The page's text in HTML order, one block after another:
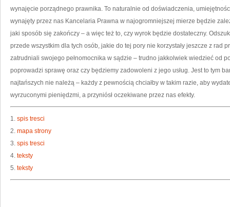
wynajęcie porządnego prawnika. To naturalnie od doświadczenia,
wynajęty przez nas Kancelaria Prawna w najogromniejszej mierze będzie
jaki sposób się zakończy – a więc też to, czy wyrok będzie dostateczny.
przede wszystkim dla tych osób, jakie do tej pory nie korzystały jeszcze z rad
zatrudniali swojego pełnomocnika w sądzie – trudno jakkolwiek wiedzieć od
poprowadzi sprawę oraz czy będziemy zadowoleni z jego usług. Jest to tym
najtańszych nie należą – każdy z pewnością chciałby w takim razie, aby
wyrzuconymi pieniędzmi, a przyniósł oczekiwane przez nas efekty.
1. spis tresci
2. mapa strony
3. spis tresci
4. teksty
5. teksty